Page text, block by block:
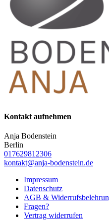
Kontakt aufnehmen
Anja Bodenstein
Berlin
017629812306
kontakt@anja-bodenstein.de
Impressum
Datenschutz
AGB &
Fragen?
Vertrag widerrufen